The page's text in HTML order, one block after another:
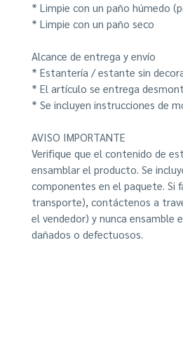
* Limpie con un paño húmedo
* Limpie con un paño seco
Alcance de entrega y envío
* Estantería / estante sin
* El artículo se entrega
* Se incluyen instrucciones de
AVISO IMPORTANTE
Verifique que el contenido de
ensamblar el producto. Se
componentes en el paquete. Si
transporte), contáctenos a
el vendedor) y nunca
dañados o defectuosos.